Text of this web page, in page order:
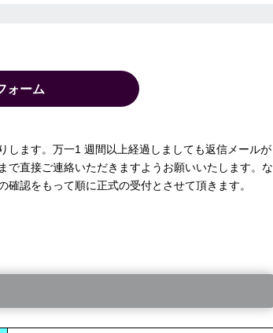
ォーム
します。万一1 週間以上経過しましても返信メールが
で直接ご連絡いただきますようお願いいたします。な
認をもって順に正式の受付とさせて頂きます。